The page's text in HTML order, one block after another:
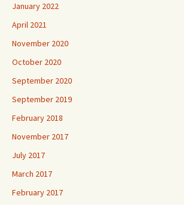
January 2022
April 2021
November 2020
October 2020
September 2020
September 2019
February 2018
November 2017
July 2017
March 2017
February 2017